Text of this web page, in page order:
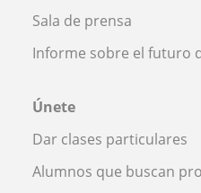
Sala de prensa
Informe sobre el futuro
Únete
Dar clases particulares
Alumnos que buscan